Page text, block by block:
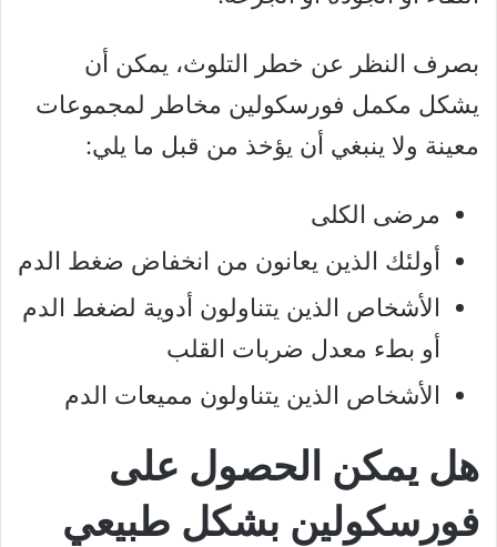
بصرف النظر عن خطر التلوث، يمكن أن
يشكل مكمل فورسكولين مخاطر لمجموعات
معينة ولا ينبغي أن يؤخذ من قبل ما يلي:
مرضى الكلى
أولئك الذين يعانون من انخفاض ضغط الدم
الأشخاص الذين يتناولون أدوية لضغط الدم
أو بطء معدل ضربات القلب
الأشخاص الذين يتناولون مميعات الدم
هل يمكن الحصول على
فورسكولين بشكل طبيعي